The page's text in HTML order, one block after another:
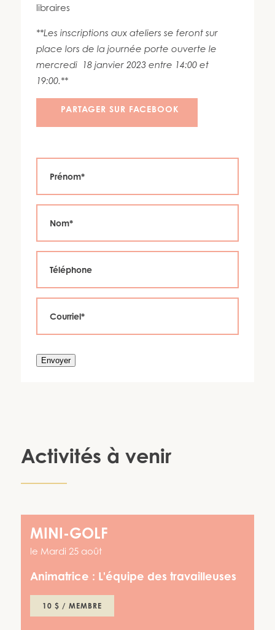
libraires
**Les inscriptions aux ateliers se feront sur
place lors de la journée porte ouverte le
mercredi 18 janvier 2023 entre 14:00 et
19:00.**
PARTAGER SUR FACEBOOK
Envoyer
Activités à venir
MINI-GOLF
le Mardi 25 août
Animatrice : L'équipe des travailleuses
10 $ / MEMBRE